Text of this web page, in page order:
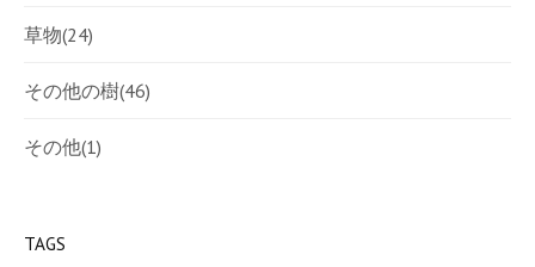
草物(24)
その他の樹(46)
その他(1)
TAGS